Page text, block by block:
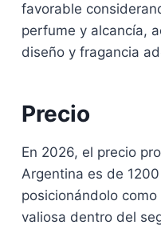
favorable
perfume y alcancía,
diseño y fragancia
Precio
En 2026, el precio
Argentina es de
posicionándolo
valiosa dentro del